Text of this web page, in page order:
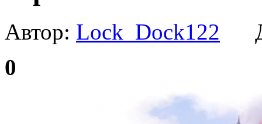
Автор: Lock_Dock122
0